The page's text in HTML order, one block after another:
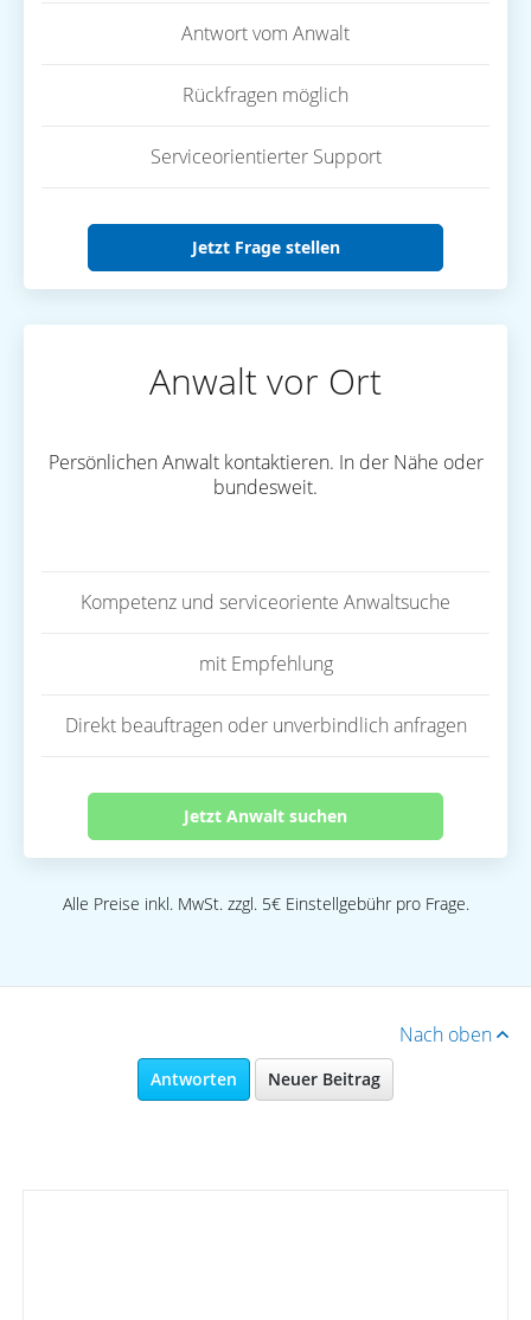
Antwort vom Anwalt
Rückfragen möglich
Serviceorientierter Support
Jetzt Frage stellen
Anwalt vor Ort
Persönlichen Anwalt kontaktieren. In der Nähe oder
bundesweit.
Kompetenz und serviceoriente Anwaltsuche
mit Empfehlung
Direkt beauftragen oder unverbindlich anfragen
Jetzt Anwalt suchen
Alle Preise inkl. MwSt. zzgl. 5€ Einstellgebühr pro Frage.
Nach oben
Antworten Neuer Beitrag